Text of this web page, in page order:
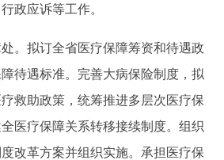
政应诉等工作。
拟订全省医疗保障筹资和待遇政
待遇标准。完善大病保险制度，拟
救助政策，统筹推进多层次医疗保
医疗保障关系转移接续制度。组织
改革方案并组织实施。承担医疗保